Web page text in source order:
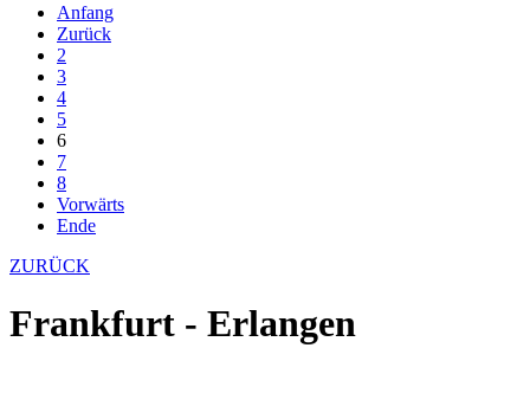
Anfang
Zurück
2
3
4
5
6
7
8
Vorwärts
Ende
ZURÜCK
Frankfurt - Erlangen